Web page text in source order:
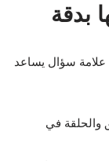
بدقة
سؤال يساعد
في